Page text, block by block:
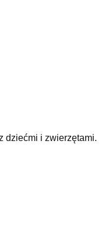
dziećmi i zwierzętami.